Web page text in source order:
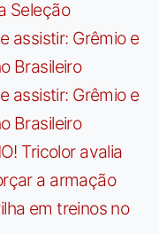
Seleção
assistir: Grêmio e
Brasileiro
assistir: Grêmio e
Brasileiro
Tricolor avalia
a armação
em treinos no